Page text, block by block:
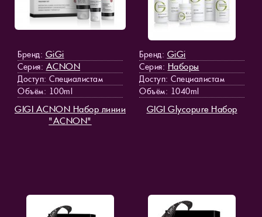
Бренд: GiGi
Серия: ACNON
Доступ: Специалистам
Объём: 100ml
GIGI ACNON Набор линии
"ACNON"
Бренд: GiGi
Серия: Наборы
Доступ: Специалистам
Объём: 1040ml
GIGI Glycopure Набор